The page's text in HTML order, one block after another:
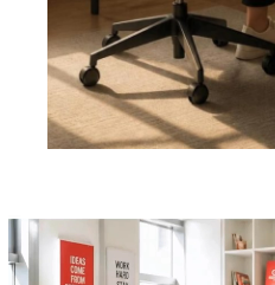
Pemutar
Video